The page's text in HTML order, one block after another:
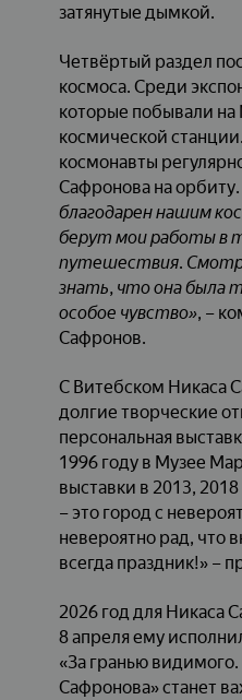
затянутые дымкой.
Четвёртый раздел
космоса. Среди
которые побывали
космической
космонавты
Сафронова на орбиту.
благодарен нашим
берут мои работы в
путешествия.
знать, что она была
особое чувство», –
Сафронов.
С Витебском Никаса
долгие творческие
персональная
1996 году в Музее
выставки в 2013,
– это город с
невероятно рад, что
всегда праздник!» –
2026 год для Никаса
8 апреля ему
«За гранью
Сафронова» станет